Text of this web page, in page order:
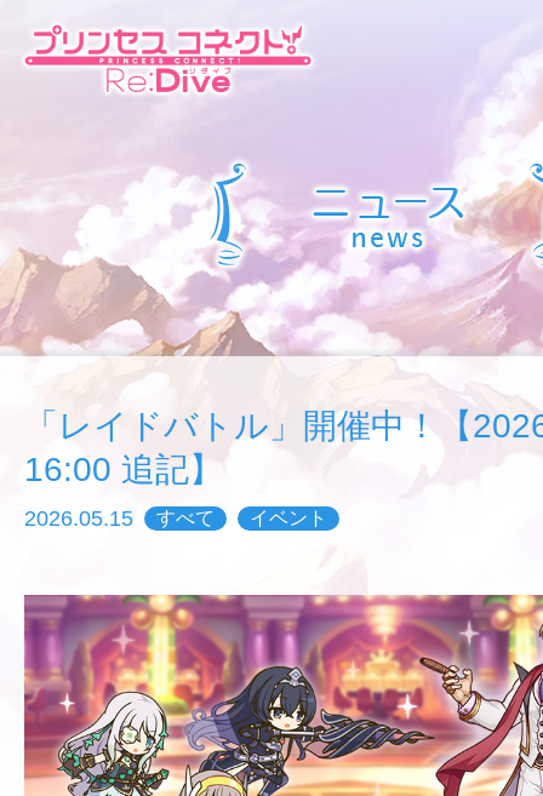
「レイドバトル」開催中！【
16:00 追記】
2026.05.15 すべて イベント